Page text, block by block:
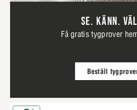
SE. KÄNN.
Få gratis tygprover
Beställ